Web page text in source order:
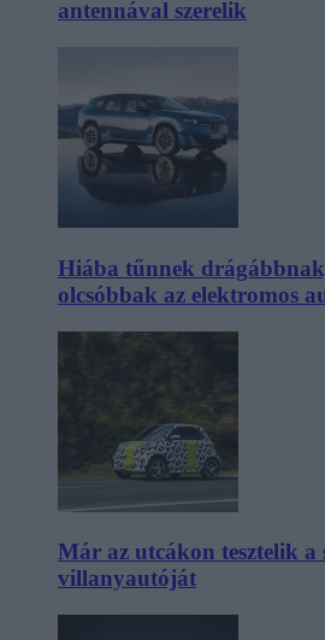
antennával szerelik
Hiába tűnnek
olcsóbbak az elektromos
Már az utcákon tesztelik a
villanyautóját